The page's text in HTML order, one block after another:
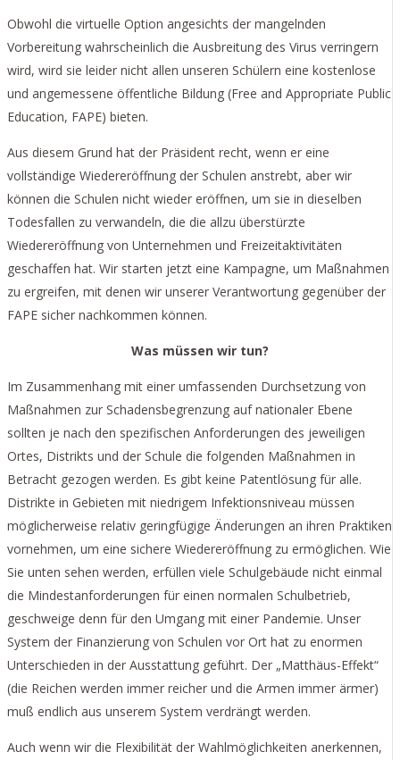
Obwohl die virtuelle Option angesichts der mangelnden
Vorbereitung wahrscheinlich die Ausbreitung des Virus verringern
wird, wird sie leider nicht allen unseren Schülern eine kostenlose
und angemessene öffentliche Bildung (Free and Appropriate Public
Education, FAPE) bieten.
Aus diesem Grund hat der Präsident recht, wenn er eine
vollständige Wiedereröffnung der Schulen anstrebt, aber wir
können die Schulen nicht wieder eröffnen, um sie in dieselben
Todesfallen zu verwandeln, die die allzu überstürzte
Wiedereröffnung von Unternehmen und Freizeitaktivitäten
geschaffen hat. Wir starten jetzt eine Kampagne, um Maßnahmen
zu ergreifen, mit denen wir unserer Verantwortung gegenüber der
FAPE sicher nachkommen können.
Was müssen wir tun?
Im Zusammenhang mit einer umfassenden Durchsetzung von
Maßnahmen zur Schadensbegrenzung auf nationaler Ebene
sollten je nach den spezifischen Anforderungen des jeweiligen
Ortes, Distrikts und der Schule die folgenden Maßnahmen in
Betracht gezogen werden. Es gibt keine Patentlösung für alle.
Distrikte in Gebieten mit niedrigem Infektionsniveau müssen
möglicherweise relativ geringfügige Änderungen an ihren Praktiken
vornehmen, um eine sichere Wiedereröffnung zu ermöglichen. Wie
Sie unten sehen werden, erfüllen viele Schulgebäude nicht einmal
die Mindestanforderungen für einen normalen Schulbetrieb,
geschweige denn für den Umgang mit einer Pandemie. Unser
System der Finanzierung von Schulen vor Ort hat zu enormen
Unterschieden in der Ausstattung geführt. Der „Matthäus-Effekt“
(die Reichen werden immer reicher und die Armen immer ärmer)
muß endlich aus unserem System verdrängt werden.
Auch wenn wir die Flexibilität der Wahlmöglichkeiten anerkennen,